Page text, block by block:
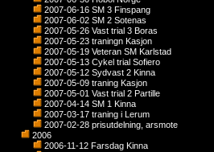
2007-06-16 SM 3 Finspang
2007-06-02 SM 2 Sotenas
2007-05-26 Vast trial 3 Boras
2007-05-23 traningn Kasjon
2007-05-19 Veteran SM Karlstad
2007-05-13 Cykel trial Sofiero
2007-05-12 Sydvast 2 Kinna
2007-05-09 traning Kasjon
2007-05-01 Vast trial 2 Partille
2007-04-14 SM 1 Kinna
2007-03-17 traning i Lerum
2007-02-28 prisutdelning, arsmote
2006
2006-11-12 Farsdag Kinna